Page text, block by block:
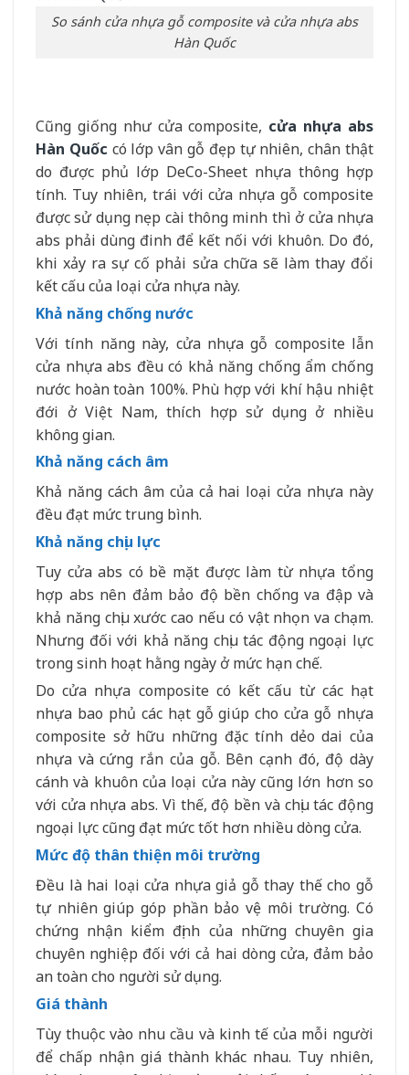
So sánh cửa nhựa gỗ composite và cửa nhựa abs
Hàn Quốc
Cũng giống như cửa composite, cửa nhựa abs
Hàn Quốc có lớp vân gỗ đẹp tự nhiên, chân thật
do được phủ lớp DeCo-Sheet nhựa thông hợp
tính. Tuy nhiên, trái với cửa nhựa gỗ composite
được sử dụng nẹp cài thông minh thì ở cửa nhựa
abs phải dùng đinh để kết nối với khuôn. Do đó,
khi xảy ra sự cố phải sửa chữa sẽ làm thay đổi
kết cấu của loại cửa nhựa này.
Khả năng chống nước
Với tính năng này, cửa nhựa gỗ composite lẫn
cửa nhựa abs đều có khả năng chống ẩm chống
nước hoàn toàn 100%. Phù hợp với khí hậu nhiệt
đới ở Việt Nam, thích hợp sử dụng ở nhiều
không gian.
Khả năng cách âm
Khả năng cách âm của cả hai loại cửa nhựa này
đều đạt mức trung bình.
Khả năng chịu lực
Tuy cửa abs có bề mặt được làm từ nhựa tổng
hợp abs nên đảm bảo độ bền chống va đập và
khả năng chịu xước cao nếu có vật nhọn va chạm.
Nhưng đối với khả năng chịu tác động ngoại lực
trong sinh hoạt hằng ngày ở mức hạn chế.
Do cửa nhựa composite có kết cấu từ các hạt
nhựa bao phủ các hạt gỗ giúp cho cửa gỗ nhựa
composite sở hữu những đặc tính dẻo dai của
nhựa và cứng rắn của gỗ. Bên cạnh đó, độ dày
cánh và khuôn của loại cửa này cũng lớn hơn so
với cửa nhựa abs. Vì thế, độ bền và chịu tác động
ngoại lực cũng đạt mức tốt hơn nhiều dòng cửa.
Mức độ thân thiện môi trường
Đều là hai loại cửa nhựa giả gỗ thay thế cho gỗ
tự nhiên giúp góp phần bảo vệ môi trường. Có
chứng nhận kiểm định của những chuyên gia
chuyên nghiệp đối với cả hai dòng cửa, đảm bảo
an toàn cho người sử dụng.
Giá thành
Tùy thuộc vào nhu cầu và kinh tế của mỗi người
để chấp nhận giá thành khác nhau. Tuy nhiên,